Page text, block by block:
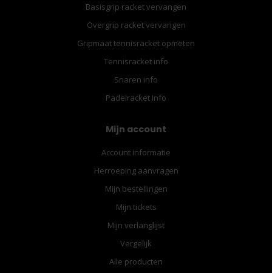
Basisgrip racket vervangen
Overgrip racket vervangen
Gripmaat tennisracket opmeten
Tennisracket info
Snaren info
Padelracket Info
Mijn account
Account informatie
Herroeping aanvragen
Mijn bestellingen
Mijn tickets
Mijn verlanglijst
Vergelijk
Alle producten